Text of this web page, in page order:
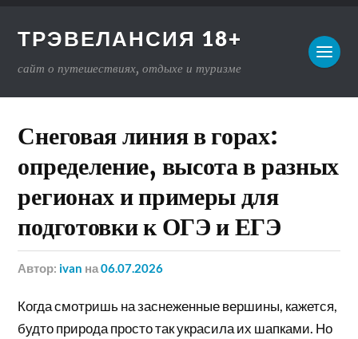
ТРЭВЕЛАНСИЯ 18+
сайт о путешествиях, отдыхе и туризме
Снеговая линия в горах:
определение, высота в разных
регионах и примеры для
подготовки к ОГЭ и ЕГЭ
Автор: ivan на06.07.2026
Когда смотришь на заснеженные вершины, кажется,
будто природа просто так украсила их шапками. Но